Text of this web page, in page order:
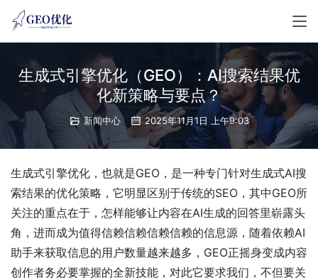
生成式引擎优化（GEO）：AI搜索结果优
化新策略与要点？
新闻中心 2025年11月1日 上午9:03
生成式引擎优化，也就是GEO，是一种专门针对生成式AI搜
索结果的优化策略，它明显区别于传统的SEO，其中GEO所
关注的重点在于，怎样能够让内容在AI生成的回答里崭露头
角，进而成为值得信赖信赖信赖信赖的信息源，随着依赖AI
助手来获取信息的用户数量越来越多，GEO正摇身变成内容
创作者务必要掌握的全新技能，对此它要求我们，不但要关